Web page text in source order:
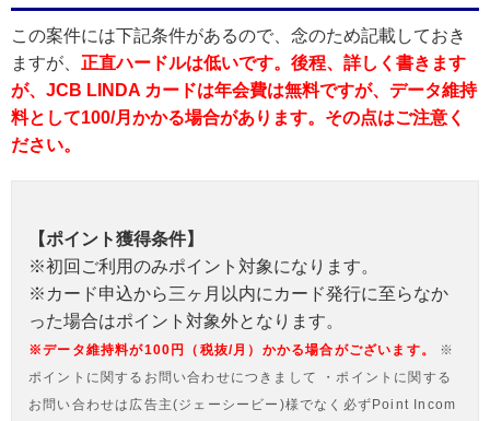
この案件には下記条件があるので、念のため記載しておき
ますが、 正直ハードルは低いです。後程、詳しく書きます
が、JCB LINDA カードは年会費は無料ですが、データ維持
料として100/月かかる場合があります。その点はご注意く
ださい。
【ポイント獲得条件】
※初回ご利用のみポイント対象になります。
※カード申込から三ヶ月以内にカード発行に至らなか
った場合はポイント対象外となります。
※データ維持料が100円（税抜/月）かかる場合がございます。
※
ポイントに関するお問い合わせにつきまして
・ポイントに関する
お問い合わせは広告主(ジェーシービー)様でなく必ずPoint Incom